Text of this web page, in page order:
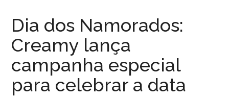
Dia dos Namorados:
Creamy lança
campanha especial
para celebrar a data